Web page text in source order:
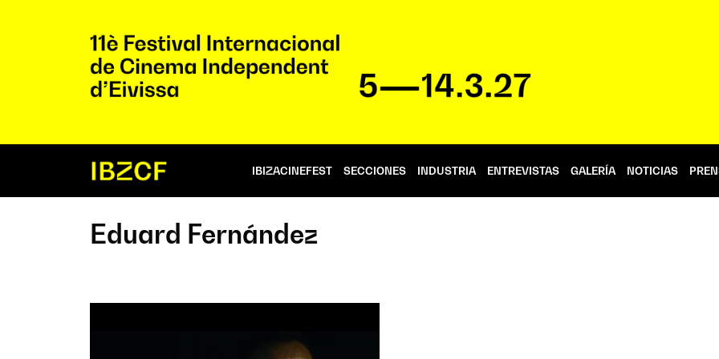
IBIZACINEFEST SECCIONES INDUSTRIA ENTREVISTAS GALERÍA NOTICIAS
Eduard Fernández